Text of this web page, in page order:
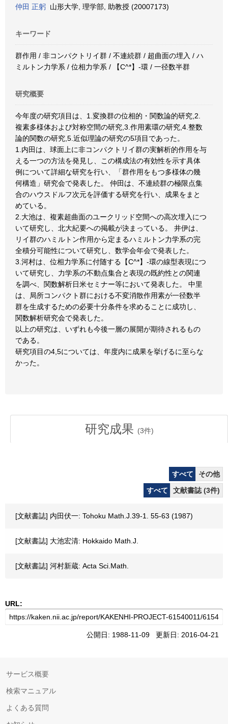
仲田 正躬 山形大学, 理学部, 助教授 (20007173)
キーワード
群作用 / 非コンパクトリイ群 / 不連続群 / 超曲面の埋入 / ハ
ミルトン力学系 / 位相力学系 / 【C^*】-環 / 一径数半群
研究概要
今年度の研究項目は、1.変換群の位相的・関数論的研究,2.
複素多様体および対称空間の研究,3.作用素環の研究,4.整数
論的関数の研究,5.近似理論の研究の5項目であった。
1.内田は、球面上に非コンパクトリイ群の実解析的作用を与
える一つの方法を発見し、この構成法の有効性を示す具体
例について詳細な研究を行い、「群作用をもつ多様体の幾
何構造」研究会で発表した。 仲田は、不連続群の極限点集
合のハウスドルフ次元を評価する研究を行い、成果をまと
めている。
2.大池は、複素超曲面のユークリッド空間への高次埋入につ
いて研究し、北大紀要への掲載が決まっている。 井伊は、
リイ群のハミルトン作用から定まるハミルトン力学系の完
全積分可能性について研究し、数学会年会で発表した。
3.河村は、位相力学系に付随する【C^*】-環の線型表現につ
いて研究し、力学系の不動点集合と表現の既約性との関連
を調べ、関数解析日米セミナー等において発表した。 中里
は、局所コンパクト群における不変消散作用素が一径数半
群を生成するための必要十分条件を求めることに成功し、
関数解析研究会で発表した。
以上の研究は、いずれも今後一層の展開が期待されるもの
である。
研究項目の4,5については、年度内に成果を挙げるに至らな
かった。
研究成果 (3件)
すべて
その他
すべて
文献書誌 (3件)
[文献書誌] 内田伏一: Tohoku Math.J.39-1. 55-63 (1987)
[文献書誌] 大池宏清: Hokkaido Math.J.
[文献書誌] 河村新蔵: Acta Sci.Math.
URL:
公開日: 1988-11-09 更新日: 2016-04-21
サービス概要
検索マニュアル
よくある質問